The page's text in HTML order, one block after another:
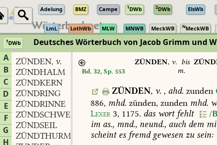
Adelung BMZ Campe 1DWb 2DWb ElsWb
LmL LothWb MLW MNWB MeckWB NMeckWB
1DWb Deutsches Wörterbuch von Jacob Grimm und
A
B
C
D
E
F
G
H
ZÜNDEN, v.
ZÜNDHALM
ZÜNDKERN
ZÜNDRING
ZÜNDRINNE
ZÜNDSCHWEFEL
ZÜNDSEIL
ZÜNDTHURM
Bd. 32, Sp. 553
ZÜNDEN, v. bis
m.
ZÜNDEN, v. , ahd.zunden
886, mhd. zünden, zunden mhd.
Lexer 3, 1175. das wortfehlt /
im as., mnd., neund., auch dem
scheintes fremdgewesen zu sein: